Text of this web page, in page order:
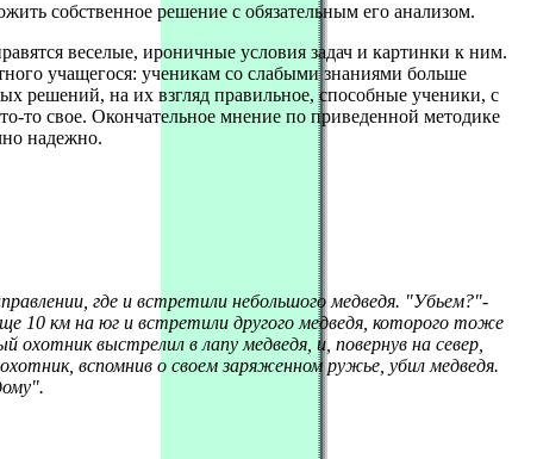
собственное решение с обязательным его анализом.
веселые, ироничные условия задач и картинки к ним.
учащегося: ученикам со слабыми знаниями больше
решений, на их взгляд правильное, способные ученики, с
то свое. Окончательное мнение по приведенной методике
надежно.
где и встретили небольшого медведя. "Убьем?"-
км на юг и встретили другого медведя, которого тоже
выстрелил в лапу медведя, и, повернув на север,
вспомнив о своем заряженном ружье, убил медведя.